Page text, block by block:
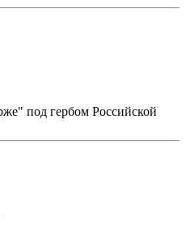
под гербом Российской